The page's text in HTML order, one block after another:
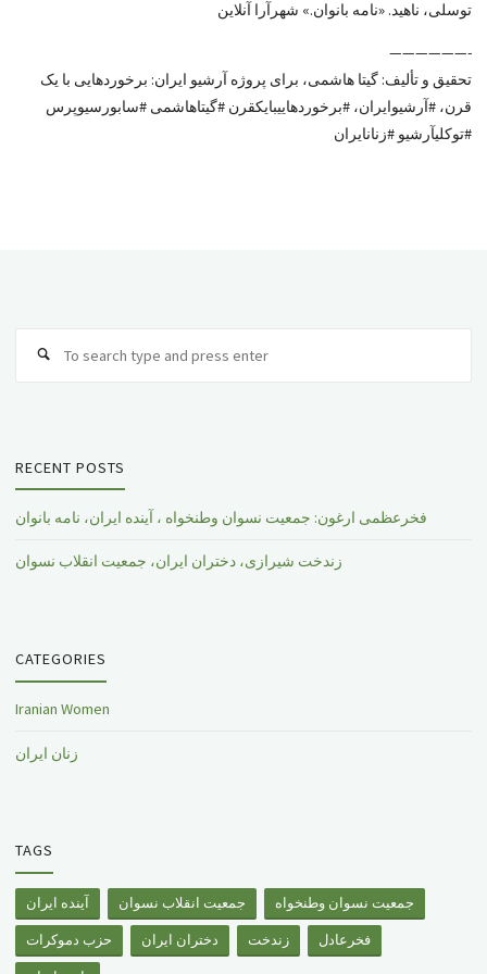
توسلی، ناهید. «نامه بانوان.» شهرآرا آنلاین
——————-
تحقیق و تألیف: گیتا هاشمی، برای پروژه آرشیو ایران: برخوردهایی با یک
قرن، #آرشیوایران، #برخوردهاییبایکقرن #گیتاهاشمی #سابورسیوپرس
#توکلیآرشیو #زنانایران
Search
RECENT POSTS
فخرعظمی ارغون: جمعیت نسوان وطنخواه ، آینده ایران، نامه بانوان
زندخت شیرازی، دختران ایران، جمعیت انقلاب نسوان
CATEGORIES
Iranian Women
زنان ایران
TAGS
آینده ایران جمعیت انقلاب نسوان
جمعیت نسوان وطنخواه
حزب دموکرات
دختران ایران زندخت
فخرعادل